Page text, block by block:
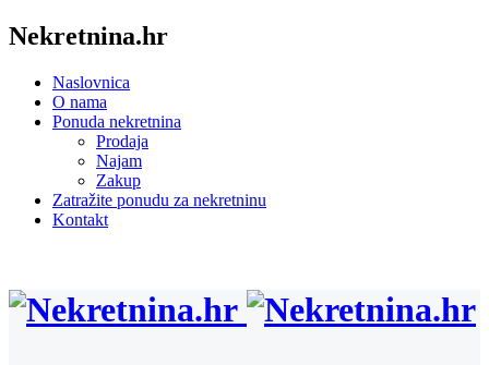
Nekretnina.hr
Naslovnica
O nama
Ponuda nekretnina
Prodaja
Najam
Zakup
Zatražite ponudu za nekretninu
Kontakt